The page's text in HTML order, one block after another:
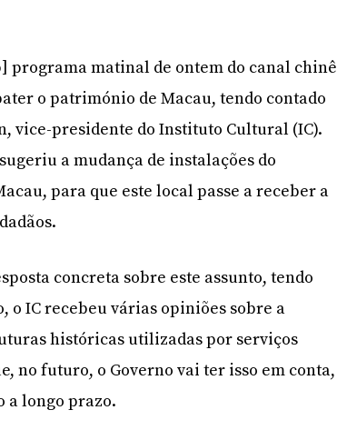
programa matinal de ontem do canal
o património de Macau, tendo contado
vice-presidente do Instituto Cultural (IC).
a mudança de instalações do
para que este local passe a receber a
concreta sobre este assunto, tendo
o IC recebeu várias opiniões sobre a
históricas utilizadas por serviços
no futuro, o Governo vai ter isso em conta,
a longo prazo.